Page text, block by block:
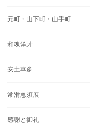
元町・山下町・山手町
和魂洋才
安土草多
常滑急須展
感謝と御礼